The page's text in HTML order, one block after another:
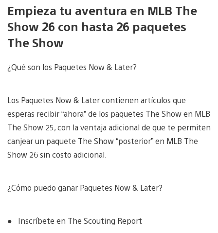
Empieza tu aventura en MLB The
Show 26 con hasta 26 paquetes
The Show
¿Qué son los Paquetes Now & Later?
Los Paquetes Now & Later contienen artículos que
esperas recibir “ahora” de los paquetes The Show en MLB
The Show 25, con la ventaja adicional de que te permiten
canjear un paquete The Show “posterior” en MLB The
Show 26 sin costo adicional.
¿Cómo puedo ganar Paquetes Now & Later?
● Inscríbete en The Scouting Report